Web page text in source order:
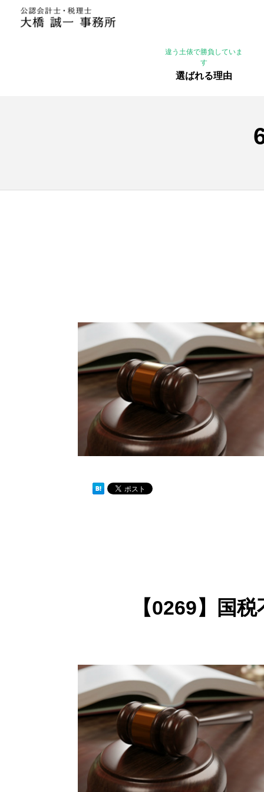
違う土俵で勝負していま
す
選ばれる理由
【0269】国